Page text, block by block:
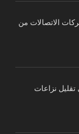
تحمي شركات الاتصالات من
نزاعات